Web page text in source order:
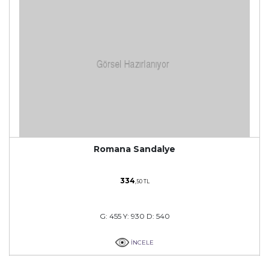
Romana Sandalye
334 ,50 TL
G: 455 Y: 930 D: 540
İNCELE